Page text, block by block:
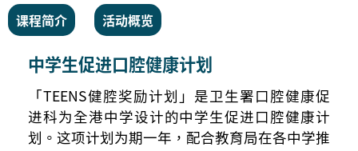
课程简介 活动概览
中学生促进口腔健康计划
「TEENS健腔奖励计划」是卫生署口腔健康促
进科为全港中学设计的中学生促进口腔健康计
划。这项计划为期一年，配合教育局在各中学推